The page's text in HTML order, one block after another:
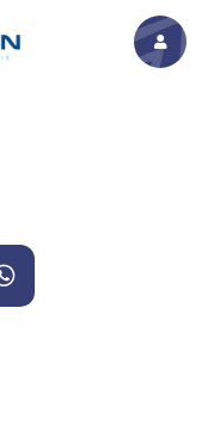
contenu principal